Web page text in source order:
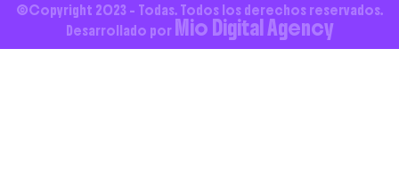
©Copyright 2023 - Todas. Todos los derechos reservados.
Desarrollado por Mio Digital Agency